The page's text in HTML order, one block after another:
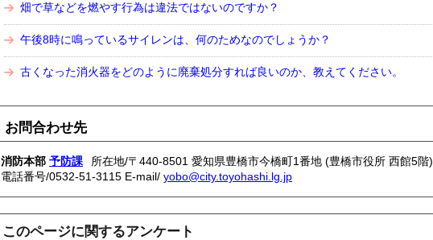
畑で草などを燃やす行為は違法ではないのですか？
午後8時に鳴っているサイレンは、何のためなのでしょうか？
古くなった消火器をどのように廃棄処分すれば良いのか、教えてください。
お問合わせ先
消防本部 予防課
所在地/〒440-8501 愛知県豊橋市今橋町1番地 (豊橋市役所 西館5階)
電話番号/0532-51-3115 E-mail/ yobo@city.toyohashi.lg.jp
このページに関するアンケート